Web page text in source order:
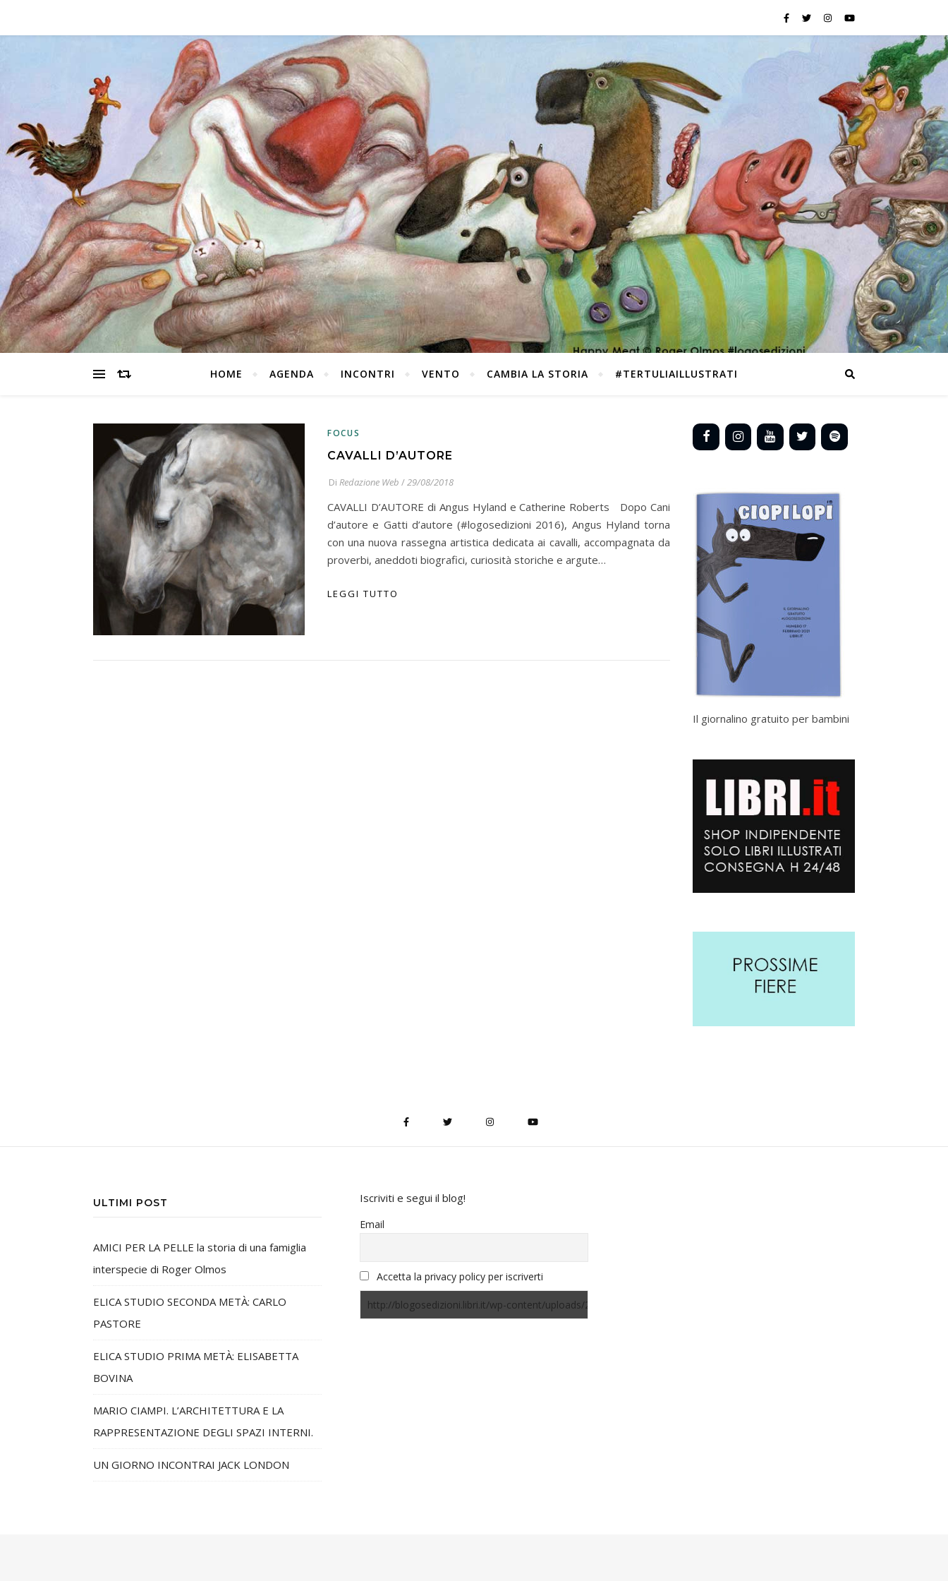
HOME AGENDA INCONTRI VENTO CAMBIA LA STORIA #TERTULIAILLUSTRATI
FOCUS
CAVALLI D’AUTORE
Di Redazione Web /29/08/2018
CAVALLI D’AUTORE di Angus Hyland e Catherine Roberts Dopo Cani
d’autore e Gatti d’autore (#logosedizioni 2016), Angus Hyland torna
con una nuova rassegna artistica dedicata ai cavalli, accompagnata da
proverbi, aneddoti biografici, curiosità storiche e argute…
LEGGI TUTTO
Il giornalino gratuito per bambini
ULTIMI POST
AMICI PER LA PELLE la storia di una famiglia
interspecie di Roger Olmos
ELICA STUDIO SECONDA METÀ: CARLO
PASTORE
ELICA STUDIO PRIMA METÀ: ELISABETTA
BOVINA
MARIO CIAMPI. L’ARCHITETTURA E LA
RAPPRESENTAZIONE DEGLI SPAZI INTERNI.
UN GIORNO INCONTRAI JACK LONDON
Iscriviti e segui il blog!
Email
Accetta la privacy policy per iscriverti